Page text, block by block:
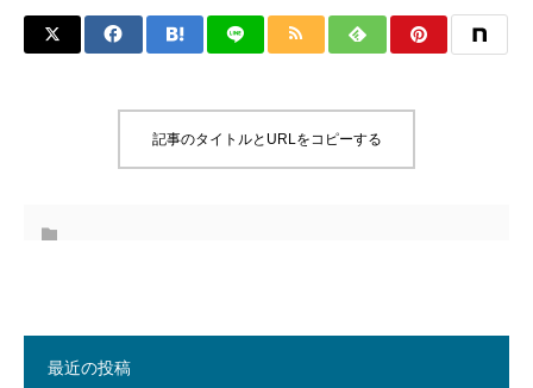
記事のタイトルとURLをコピーする
最近の投稿